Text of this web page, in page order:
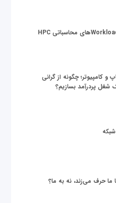
کامپیوتر؛ چگونه از گرانی
شغل پردرآمد بسازیم؟
ما حرف می‌زند، نه به ما؟